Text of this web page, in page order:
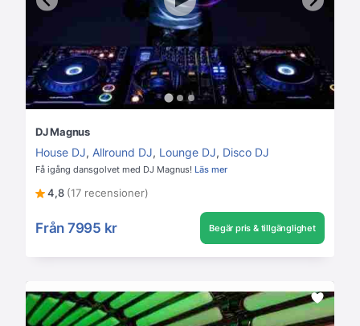
DJ Magnus
House DJ, Allround DJ, Lounge DJ, Disco DJ
Få igång dansgolvet med DJ Magnus! Läs mer
4,8 (17 recensioner)
Från 7995 kr Begär pris & tillgänglighet